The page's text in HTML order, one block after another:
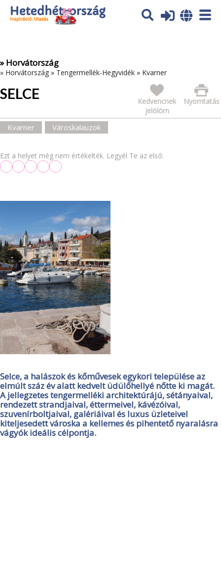
Az oldal sütiket (cookies) használ. További tájékoztatás itt:
Adatvédelmi tájékoztató
» Horvátország
» Horvátország » Tengermellék-Hegyvidék » Kvarner
SELCE Nyomtatás
Kedvencnek
jelölöm
Kvarner Városkalauzok
Ezt a helyet még nem értékelték. Legyél Te az első:
Selce, a halászok és kőművesek egykori települése az
elmúlt száz év alatt kedvelt üdülőhellyé nőtte ki magát.
A jellegzetes tengermelléki architektúrájú, sétányaival,
rendezett strandjaival, éttermeivel, kávézóival,
szuvenírboltjaival, galériáival és luxus üzleteivel
kiteljesedett városka a kellemes és pihentető nyaralásra
vágyók ideális célpontja.